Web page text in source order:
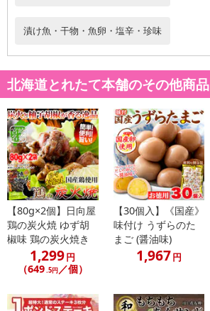
■北海道の干物と言えばコレ。
脂ののりが良く肉厚!!
約250g5枚
北海道産
真ほっけ一夜干し
■こだわりの一夜干し。
さらに美味しくするため、
漬け魚・干物・魚卵・塩辛・珍味
北海道とれたて本舗のその他商品
【80g×2個】日向屋
鶏の炭火焼 ゆず胡
椒味 鶏の炭火焼き
1,299円
（649.5円／個）
【30個入】《国産》
味付け うずらのた
まご (醤油味)
1,967円